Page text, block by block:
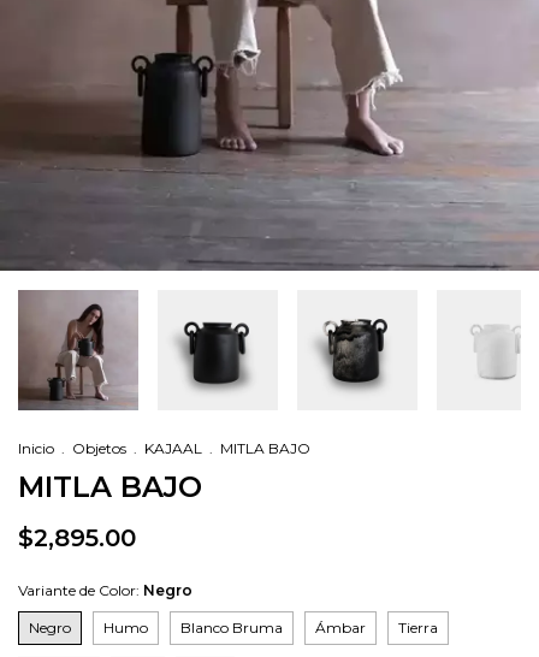
Inicio . Objetos . KAJAAL . MITLA BAJO
MITLA BAJO
$2,895.00
Variante de Color: Negro
Negro Humo Blanco Bruma Ámbar Tierra